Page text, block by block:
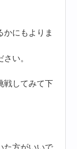
かにもよりま
い。
戦してみて下
た方がいいで